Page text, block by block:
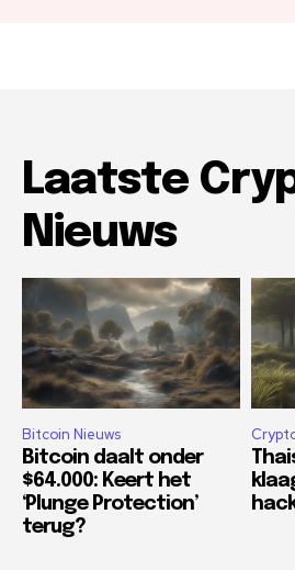
Laatste
Nieuws
Bitcoin Nieuws
Bitcoin daalt onder
$64.000: Keert het
‘Plunge Protection’
terug?